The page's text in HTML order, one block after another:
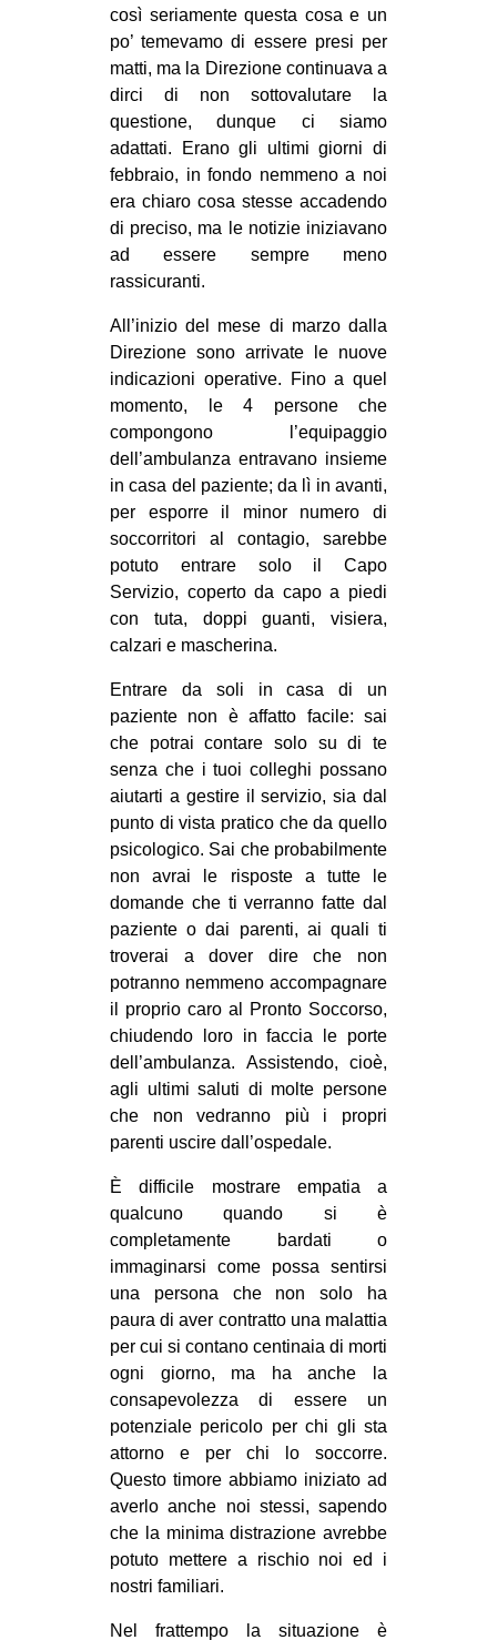
ESTREMO ORIENTE
EUROPA
MEDIO ORIENTE
MONDO
EVENTI
in
tw
bsky
SEARCH
così seriamente questa cosa e un
po’ temevamo di essere presi per
matti, ma la Direzione continuava a
dirci di non sottovalutare la
questione, dunque ci siamo
adattati. Erano gli ultimi giorni di
febbraio, in fondo nemmeno a noi
era chiaro cosa stesse accadendo
di preciso, ma le notizie iniziavano
ad essere sempre meno
rassicuranti.
All’inizio del mese di marzo dalla
Direzione sono arrivate le nuove
indicazioni operative. Fino a quel
momento, le 4 persone che
compongono l’equipaggio
dell’ambulanza entravano insieme
in casa del paziente; da lì in avanti,
per esporre il minor numero di
soccorritori al contagio, sarebbe
potuto entrare solo il Capo
Servizio, coperto da capo a piedi
con tuta, doppi guanti, visiera,
calzari e mascherina.
Entrare da soli in casa di un
paziente non è affatto facile: sai
che potrai contare solo su di te
senza che i tuoi colleghi possano
aiutarti a gestire il servizio, sia dal
punto di vista pratico che da quello
psicologico. Sai che probabilmente
non avrai le risposte a tutte le
domande che ti verranno fatte dal
paziente o dai parenti, ai quali ti
troverai a dover dire che non
potranno nemmeno accompagnare
il proprio caro al Pronto Soccorso,
chiudendo loro in faccia le porte
dell’ambulanza. Assistendo, cioè,
agli ultimi saluti di molte persone
che non vedranno più i propri
parenti uscire dall’ospedale.
È difficile mostrare empatia a
qualcuno quando si è
completamente bardati o
immaginarsi come possa sentirsi
una persona che non solo ha
paura di aver contratto una malattia
per cui si contano centinaia di morti
ogni giorno, ma ha anche la
consapevolezza di essere un
potenziale pericolo per chi gli sta
attorno e per chi lo soccorre.
Questo timore abbiamo iniziato ad
averlo anche noi stessi, sapendo
che la minima distrazione avrebbe
potuto mettere a rischio noi ed i
nostri familiari.
Nel frattempo la situazione è